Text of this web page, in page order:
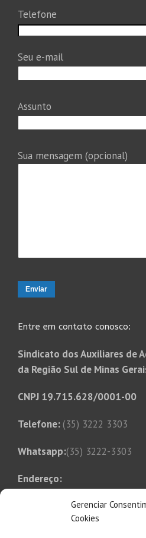
Gerenciar
Cookies
Telefone
Seu e-mail
Assunto
Sua mensagem (opcional)
Entre em contato conosco:
Sindicato dos Auxiliares de
da Região Sul de Minas
CNPJ 19.715.628/0001-00
Telefone: (35) 3222 3303
Whatsapp:(35) 3222-3303
Endereço:
Bairro Bom Pastor
Varginha, MG, CEP 37014-250